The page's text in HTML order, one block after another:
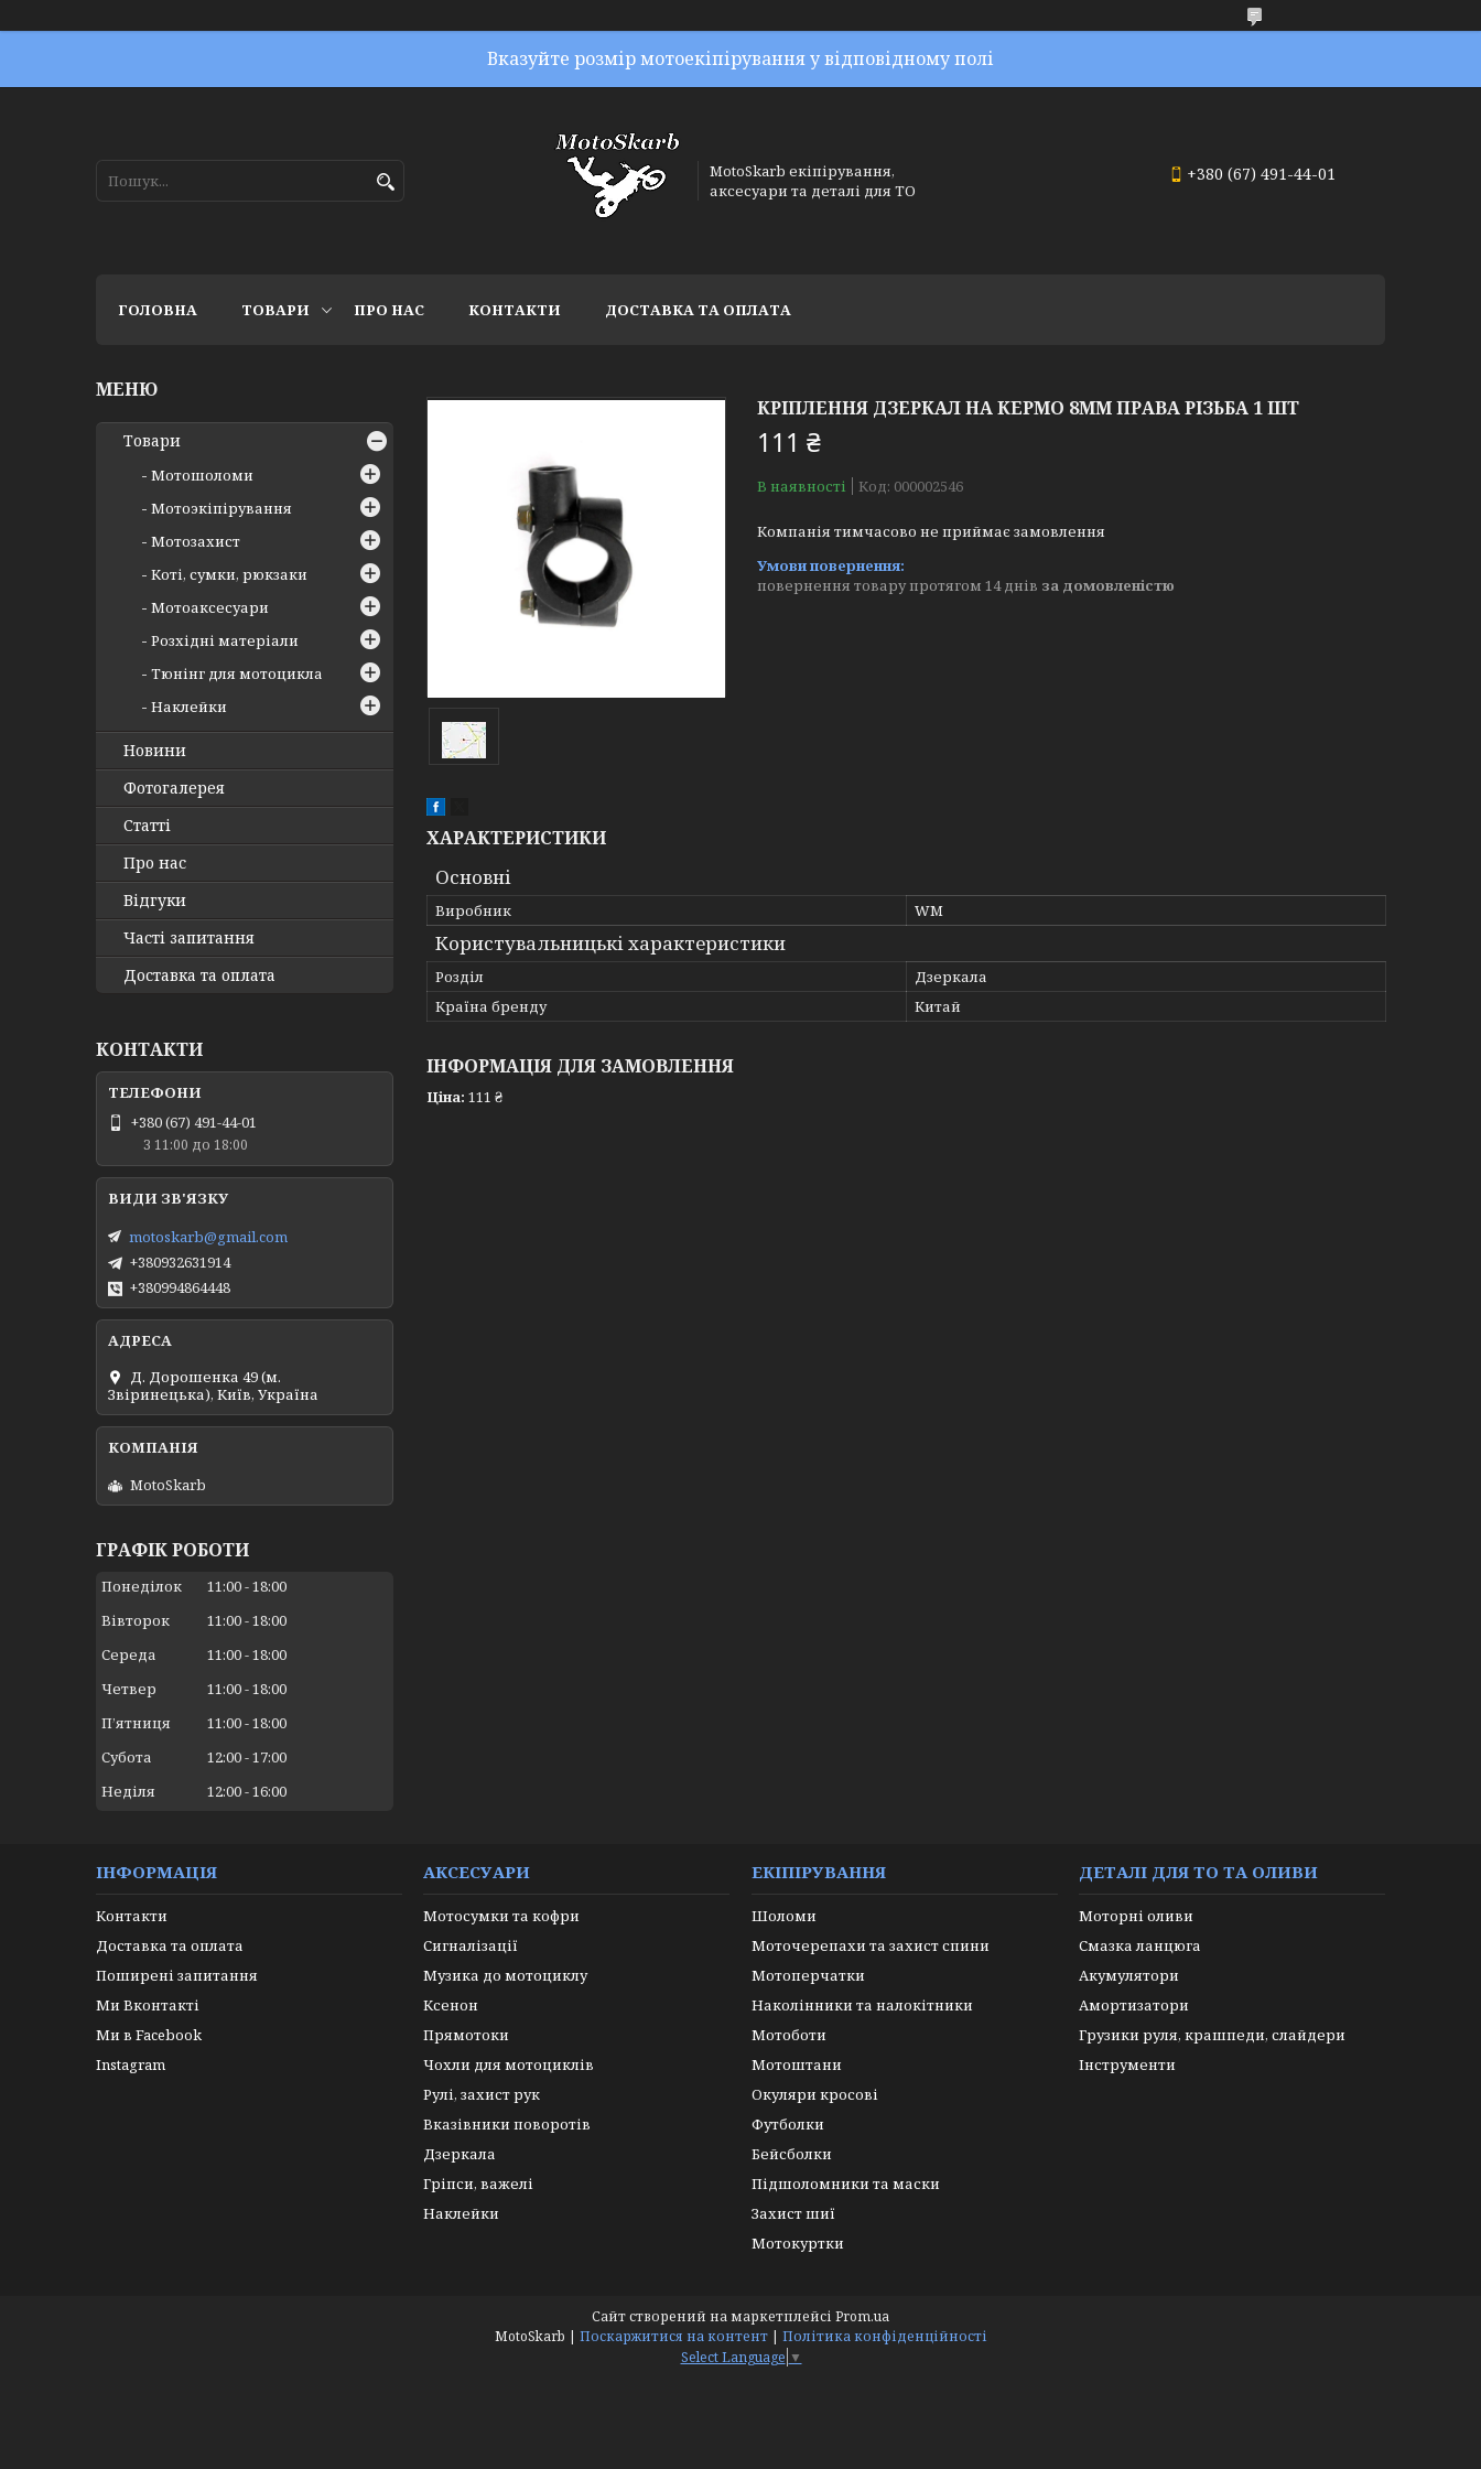
Вказуйте розмір мотоекіпірування у відповідному полі
MotoSkarb екіпірування,
аксесуари та деталі для ТО
+380 (67) 491-44-01
ГОЛОВНА ТОВАРИ ПРО НАС КОНТАКТИ ДОСТАВКА ТА ОПЛАТА
КРІПЛЕННЯ ДЗЕРКАЛ НА КЕРМО 8ММ ПРАВА РІЗЬБА 1 ШТ
111 ₴
В наявності Код: 000002546
Компанія тимчасово не приймає замовлення
повернення товару протягом 14 днів за домовленістю
ХАРАКТЕРИСТИКИ
Основні
Виробник WM
Користувальницькі характеристики
Розділ
Дзеркала
Країна бренду
Китай
ІНФОРМАЦІЯ ДЛЯ ЗАМОВЛЕННЯ
Ціна: 111 ₴
Товари
Мотошоломи
Мотоэкіпірування
Мотозахист
Коті, сумки, рюкзаки
Мотоаксесуари
Розхідні матеріали
Тюнінг для мотоцикла
Наклейки
Новини
Фотогалерея
Статті
Про нас
Відгуки
Часті запитання
Доставка та оплата
КОНТАКТИ
+380 (67) 491-44-01
З 11:00 до 18:00
motoskarb@gmail.com
+380932631914
+380994864448
Д. Дорошенка 49 (м.
Звіринецька), Київ, Україна
MotoSkarb
ГРАФІК РОБОТИ
Понеділок 11:00 18:00
Вівторок
11:00 18:00
Середа
11:00 18:00
Четвер
11:00 18:00
Пʼятниця
11:00 18:00
Субота
12:00 17:00
Неділя
12:00 16:00
ІНФОРМАЦІЯ
Контакти
Доставка та оплата
Поширені запитання
Ми Вконтакті
Ми в Facebook
Instagram
АКСЕСУАРИ
Мотосумки та кофри
Сигналізації
Музика до мотоциклу
Ксенон
Прямотоки
Чохли для мотоциклів
Рулі, захист рук
Вказівники поворотів
Дзеркала
Гріпси, важелі
Наклейки
ЕКІПІРУВАННЯ
Шоломи
Моточерепахи та захист спини
Мотоперчатки
Наколінники та налокітники
Мотоботи
Мотоштани
Окуляри кросові
Футболки
Бейсболки
Підшоломники та маски
Захист шиї
Мотокуртки
ДЕТАЛІ ДЛЯ ТО ТА ОЛИВИ
Моторні оливи
Смазка ланцюга
Акумулятори
Амортизатори
Грузики руля, крашпеди, слайдери
Інструменти
Сайт створений на маркетплейсі Prom.ua
MotoSkarb | Поскаржитися на контент | Політика конфіденційності
Select Language ▼